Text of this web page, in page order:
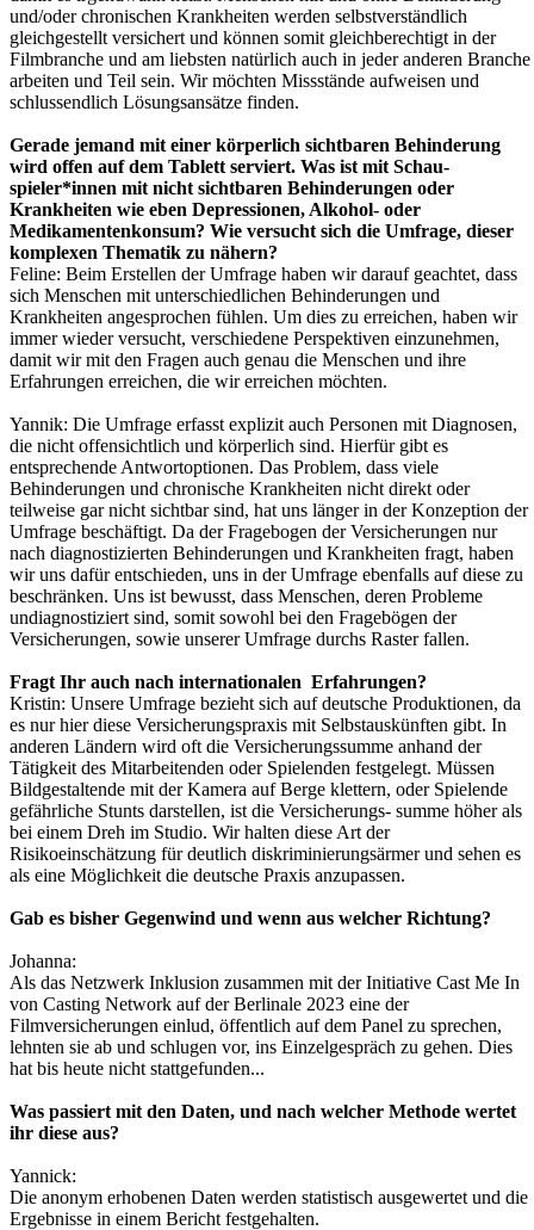
und/oder chronischen Krankheiten werden selbstverständlich
gleichgestellt versichert und können somit gleichberechtigt in der
Filmbranche und am liebsten natürlich auch in jeder anderen Branche
arbeiten und Teil sein. Wir möchten Missstände aufweisen und
schlussendlich Lösungsansätze finden.
Gerade jemand mit einer körperlich sichtbaren Behinderung
wird offen auf dem Tablett serviert. Was ist mit Schau-
spieler*innen mit nicht sichtbaren Behinderungen oder
Krankheiten wie eben Depressionen, Alkohol- oder
Medikamentenkonsum? Wie versucht sich die Umfrage, dieser
komplexen Thematik zu nähern?
Feline: Beim Erstellen der Umfrage haben wir darauf geachtet, dass
sich Menschen mit unterschiedlichen Behinderungen und
Krankheiten angesprochen fühlen. Um dies zu erreichen, haben wir
immer wieder versucht, verschiedene Perspektiven einzunehmen,
damit wir mit den Fragen auch genau die Menschen und ihre
Erfahrungen erreichen, die wir erreichen möchten.
Yannik: Die Umfrage erfasst explizit auch Personen mit Diagnosen,
die nicht offensichtlich und körperlich sind. Hierfür gibt es
entsprechende Antwortoptionen. Das Problem, dass viele
Behinderungen und chronische Krankheiten nicht direkt oder
teilweise gar nicht sichtbar sind, hat uns länger in der Konzeption der
Umfrage beschäftigt. Da der Fragebogen der Versicherungen nur
nach diagnostizierten Behinderungen und Krankheiten fragt, haben
wir uns dafür entschieden, uns in der Umfrage ebenfalls auf diese zu
beschränken. Uns ist bewusst, dass Menschen, deren Probleme
undiagnostiziert sind, somit sowohl bei den Fragebögen der
Versicherungen, sowie unserer Umfrage durchs Raster fallen.
Fragt Ihr auch nach internationalen Erfahrungen?
Kristin: Unsere Umfrage bezieht sich auf deutsche Produktionen, da
es nur hier diese Versicherungspraxis mit Selbstauskünften gibt. In
anderen Ländern wird oft die Versicherungssumme anhand der
Tätigkeit des Mitarbeitenden oder Spielenden festgelegt. Müssen
Bildgestaltende mit der Kamera auf Berge klettern, oder Spielende
gefährliche Stunts darstellen, ist die Versicherungs- summe höher als
bei einem Dreh im Studio. Wir halten diese Art der
Risikoeinschätzung für deutlich diskriminierungsärmer und sehen es
als eine Möglichkeit die deutsche Praxis anzupassen.
Gab es bisher Gegenwind und wenn aus welcher Richtung?
Johanna:
Als das Netzwerk Inklusion zusammen mit der Initiative Cast Me In
von Casting Network auf der Berlinale 2023 eine der
Filmversicherungen einlud, öffentlich auf dem Panel zu sprechen,
lehnten sie ab und schlugen vor, ins Einzelgespräch zu gehen. Dies
hat bis heute nicht stattgefunden...
Was passiert mit den Daten, und nach welcher Methode wertet
ihr diese aus?
Yannick:
Die anonym erhobenen Daten werden statistisch ausgewertet und die
Ergebnisse in einem Bericht festgehalten.